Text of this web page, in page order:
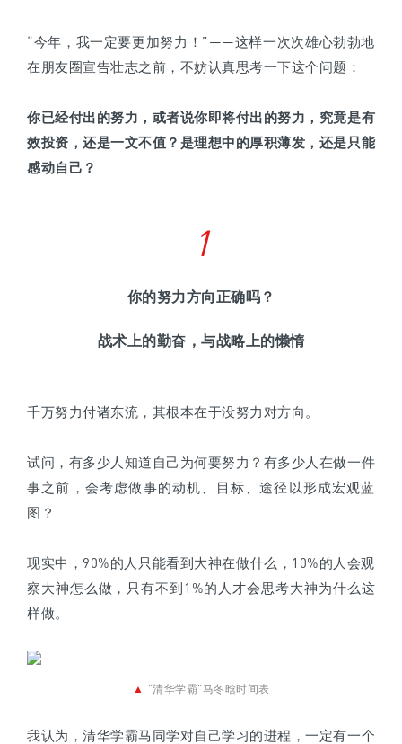
“今年，我一定要更加努力！”——这样一次次雄心勃勃地
在朋友圈宣告壮志之前，不妨认真思考一下这个问题：
你已经付出的努力，或者说你即将付出的努力，究竟是有
效投资，还是一文不值？是理想中的厚积薄发，还是只能
感动自己？
1
你的努力方向正确吗？
战术上的勤奋，与战略上的懒惰
千万努力付诸东流，其根本在于没努力对方向。
试问，有多少人知道自己为何要努力？有多少人在做一件
事之前，会考虑做事的动机、目标、途径以形成宏观蓝
图？
现实中，90%的人只能看到大神在做什么，10%的人会观
察大神怎么做，只有不到1%的人才会思考大神为什么这
样做。
▲ “清华学霸”马冬晗时间表
我认为，清华学霸马同学对自己学习的进程，一定有一个